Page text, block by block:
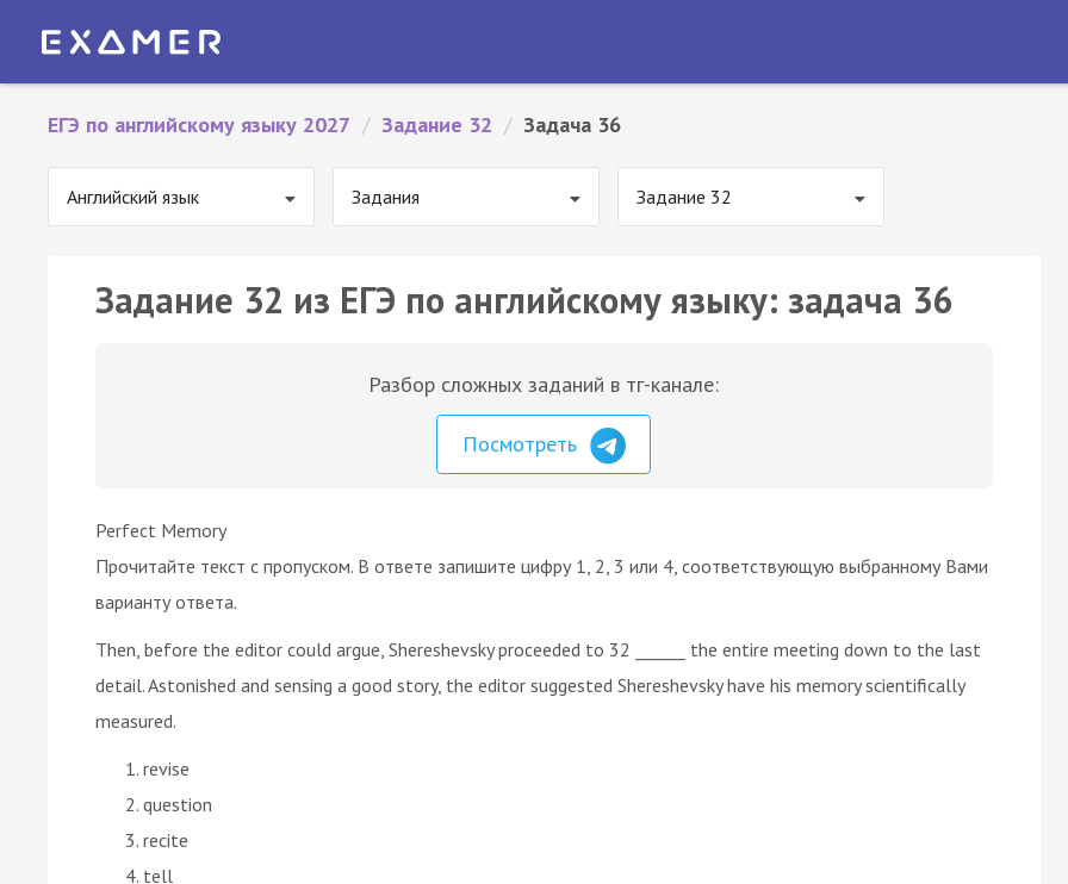
ЕГЭ по английскому языку 2027 / Задание 32 / Задача 36
Английский язык Задания Задание 32
Задание 32 из ЕГЭ по английскому языку: задача 36
Разбор сложных заданий в тг-канале:
Посмотреть
Perfect Memory
Прочитайте текст с пропуском. В ответе запишите цифру 1, 2, 3 или 4, соответствующую выбранному Вами
варианту ответа.
Then, before the editor could argue, Shereshevsky proceeded to 32 ______ the entire meeting down to the last
detail. Astonished and sensing a good story, the editor suggested Shereshevsky have his memory scientifically
measured.
revise
question
recite
tell